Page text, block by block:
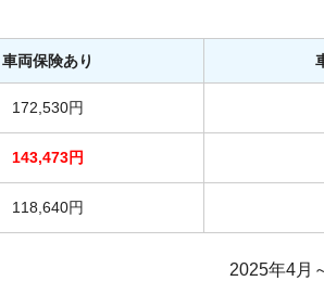
車両保険あり
172,530円
143,473円
118,640円
2025年4月